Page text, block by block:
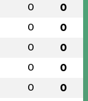
0 0
0 0
0 0
0 0
0 0